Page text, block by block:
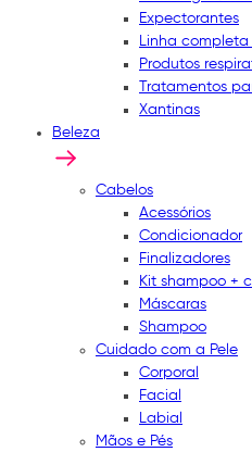
Expectorantes
Linha
Produtos
Tratamentos
Xantinas
Beleza
Cabelos
Acessórios
Condicionador
Finalizadores
Kit shampoo +
Máscaras
Shampoo
Cuidado com a Pele
Corporal
Facial
Labial
Mãos e Pés